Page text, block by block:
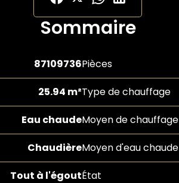
Sommaire
87109736Pièces
25.94 m²Type de chauffage
Eau chaudeMoyen de chauffage
ChaudièreMoyen d'eau chaude
Tout à l'égoutÉtat